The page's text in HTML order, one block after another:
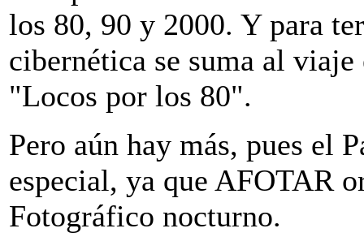
los 80, 90 y 2000. Y para
cibernética se suma al
"Locos por los 80".
Pero aún hay más, pues el
especial, ya que AFOTAR
Fotográfico nocturno.